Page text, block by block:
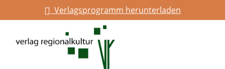
springenVerlagsprogramm herunterladen